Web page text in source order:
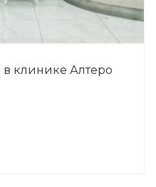
клинике Алтеро